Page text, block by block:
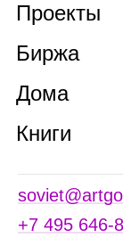
Проекты
Биржа
Дома
Книги
+7 495